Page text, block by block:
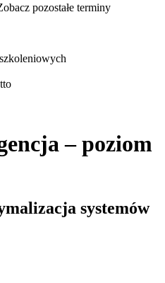
pozostałe terminy
– poziom
systemów